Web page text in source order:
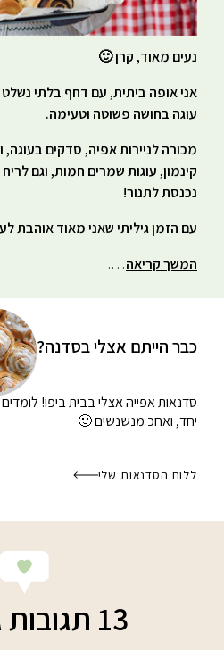
נעים מאוד, קרן 🙂
אני אופה ביתית, עם דחף בלתי
עוגה בחושה פשוטה וטעימה.
מכורה לניירות אפיה, סדקים
קינמון, עוגות שמרים חמות, וגם
נכנסת לתנור!
עם הזמן גיליתי שאני מאוד
המשך קריאה….
כבר הייתם אצלי בסדנה?
סדנאות אפייה אצלי בביתביפו!
יחד, ואחכ מנשנשים 🙂
ללוח הסדנאות שלי
13 תגובות גולשים